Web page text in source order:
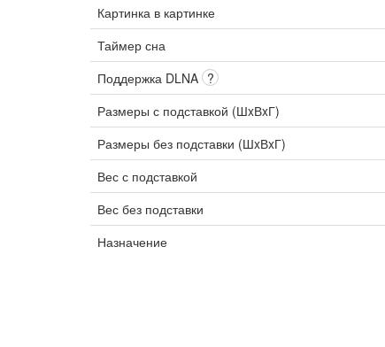
Картинка в картинке
Таймер сна
Поддержка DLNA ?
Размеры с подставкой (ШxВxГ)
Размеры без подставки (ШxВxГ)
Вес с подставкой
Вес без подставки
Назначение